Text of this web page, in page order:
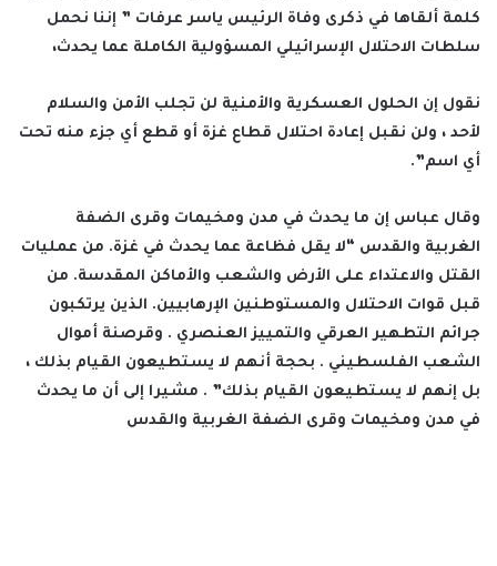
كلمة ألقاها في ذكرى وفاة الرئيس ياسر عرفات ” إننا نحمل
سلطات الاحتلال الإسرائيلي المسؤولية الكاملة عما يحدث،
نقول إن الحلول العسكرية والأمنية لن تجلب الأمن والسلام
لأحد ، ولن نقبل إعادة احتلال قطاع غزة أو قطع أي جزء منه تحت
أي اسم”.
وقال عباس إن ما يحدث في مدن ومخيمات وقرى الضفة
الغربية والقدس “لا يقل فظاعة عما يحدث في غزة. من عمليات
القتل والاعتداء على الأرض والشعب والأماكن المقدسة. من
قبل قوات الاحتلال والمستوطنين الإرهابيين. الذين يرتكبون
جرائم التطهير العرقي والتمييز العنصري . وقرصنة أموال
الشعب الفلسطيني . بحجة أنهم لا يستطيعون القيام بذلك ،
بل إنهم لا يستطيعون القيام بذلك” . مشيرا إلى أن ما يحدث
في مدن ومخيمات وقرى الضفة الغربية والقدس